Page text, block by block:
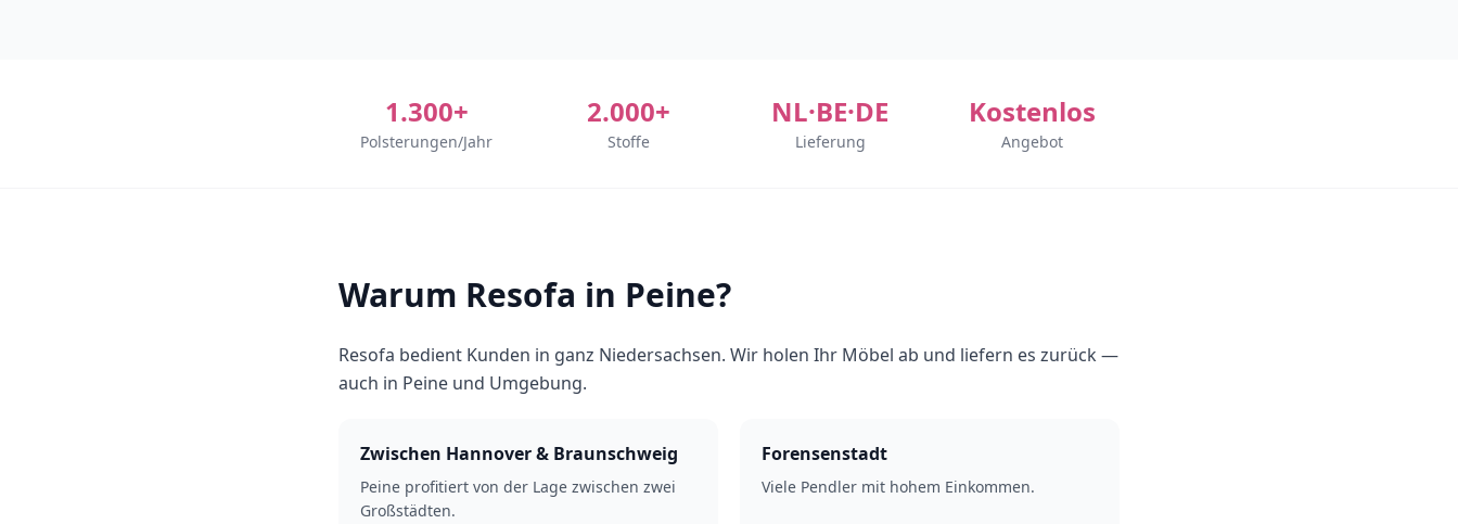
1.300+
Polsterungen/Jahr
2.000+
Stoffe
NL·BE·DE
Lieferung
Kostenlos
Angebot
Warum Resofa in Peine?
Resofa bedient Kunden in ganz Niedersachsen. Wir holen Ihr Möbel ab und liefern es zurück —
auch in Peine und Umgebung.
Zwischen Hannover & Braunschweig
Peine profitiert von der Lage zwischen zwei
Großstädten.
Forensenstadt
Viele Pendler mit hohem Einkommen.